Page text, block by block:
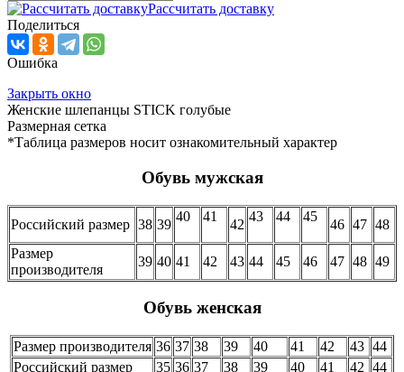
Рассчитать доставку
Поделиться
Ошибка
Закрыть окно
Женские шлепанцы STICK голубые
Размерная сетка
*Таблица размеров носит ознакомительный характер
Обувь мужская
Российский размер 38 39
40 41
42
43 44 45
46 47 48
Размер
производителя
39 40 41 42 43 44 45 46 47 48 49
Обувь женская
Размер производителя 36 37 38 39 40 41 42 43 44
Российский размер
35 36 37 38 39 40 41 42 44